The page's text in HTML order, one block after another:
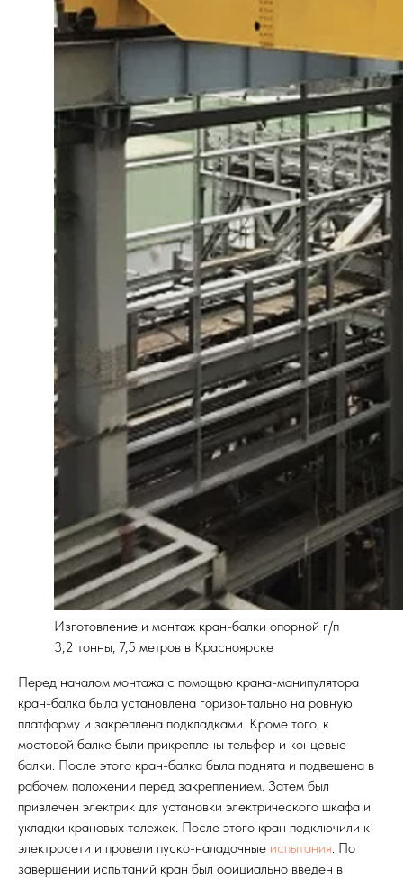
Изготовление и монтаж кран-балки опорной г/п
3,2 тонны, 7,5 метров в Красноярске
Перед началом монтажа с помощью крана-манипулятора
кран-балка была установлена горизонтально на ровную
платформу и закреплена подкладками. Кроме того, к
мостовой балке были прикреплены тельфер и концевые
балки. После этого кран-балка была поднята и подвешена в
рабочем положении перед закреплением. Затем был
привлечен электрик для установки электрического шкафа и
укладки крановых тележек. После этого кран подключили к
электросети и провели пуско-наладочные испытания. По
завершении испытаний кран был официально введен в